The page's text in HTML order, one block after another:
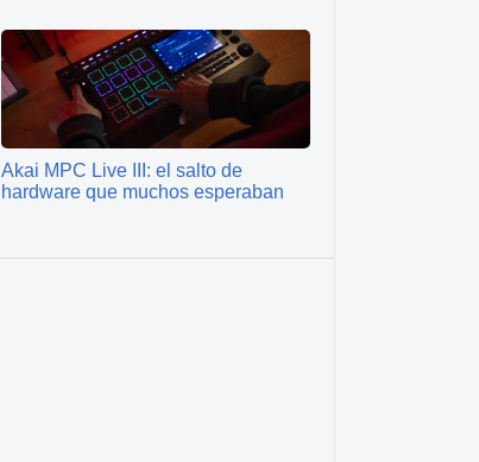
Akai MPC Live III: el salto de
hardware que muchos esperaban